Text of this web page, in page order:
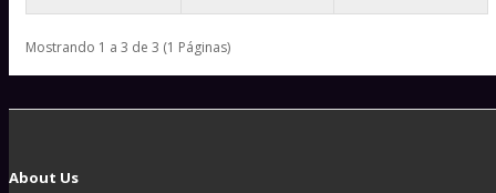
Mostrando 1 a 3 de 3 (1 Páginas)
About Us